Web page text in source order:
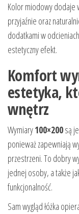
Kolor miodowy dodaje
przyjaźnie oraz
dodatkami w
estetyczny efekt.
Komfort
estetyka,
wnętrz
Wymiary100×200są
ponieważ zapewniają
przestrzeni. To dobry
jednej osoby, a także
funkcjonalność.
Sam wygląd łóżka